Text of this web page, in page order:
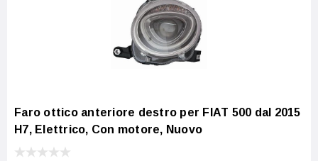
Faro ottico anteriore destro per FIAT 500 dal 2015
H7, Elettrico, Con motore, Nuovo